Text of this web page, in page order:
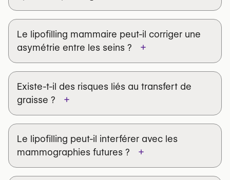
esthétiques proposant l’augmentation
mammaire par lipofilling.
Commencez votre recherche de
chirurgien dès maintenant→
Le lipofilling mammaire peut-il corriger une
asymétrie entre les seins ?
+
Existe-t-il des risques liés au transfert de
graisse ?
+
résorption partielle de la graisse injectée
Le lipofilling peut-il interférer avec les
mammographies futures ?
+